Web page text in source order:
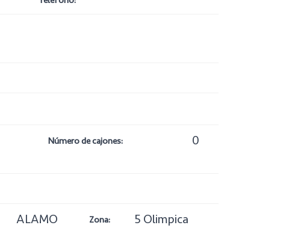
Número de cajones: 0
ALAMO Zona: 5 Olimpica